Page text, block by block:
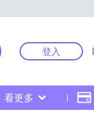
登入
看更多